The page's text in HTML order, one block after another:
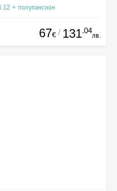
+ полупансион
67€ / 131.04
лв.